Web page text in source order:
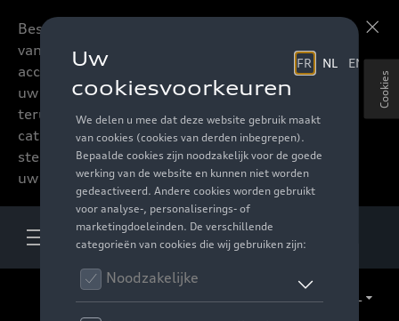
Beste accessoires-lovers,
vanaf nu kan u het hele
accessoire assortiment van
uw favoriete merk
terugvinden in de online
catalogus. Deze kunnen
steeds besteld worden via
uw verdeler.
Cookies